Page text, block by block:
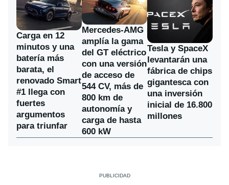
Carga en 12
minutos y una
batería más
barata, el
renovado Smart
#1 llega con
fuertes
argumentos
para triunfar
Mercedes-AMG
amplía la gama
del GT eléctrico
con una versión
de acceso de
544 CV, más de
800 km de
autonomía y
carga de hasta
600 kW
Tesla y SpaceX
levantarán una
fábrica de chips
gigantesca con
una inversión
inicial de 16.800
millones